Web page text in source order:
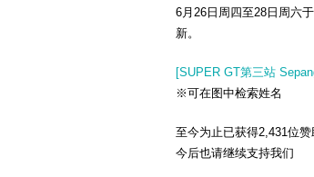
6月26日周四至28日周六
新。
[SUPER GT第三站
※可在图中检索姓名
至今为止已获得2,431位赞
今后也请继续支持我们